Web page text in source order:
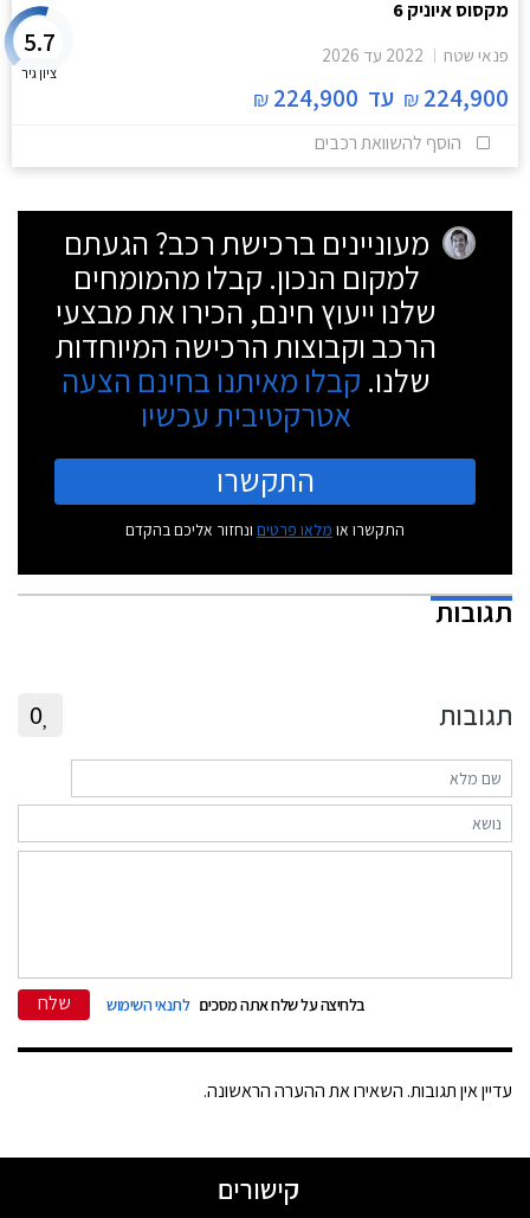
מקסוס איוניק 6
פנאי שטח 2022 עד 2026
224,900
₪ עד 224,900
₪
5.7
ציון גיר
הוסף להשוואת רכבים
מעוניינים ברכישת רכב? הגעתם
למקום הנכון. קבלו מהמומחים
שלנו ייעוץ חינם, הכירו את מבצעי
הרכב וקבוצות הרכישה המיוחדות
שלנו. קבלו מאיתנו בחינם הצעה
אטרקטיבית עכשיו
התקשרו
התקשרו או מלאו פרטים ונחזור אליכם בהקדם
תגובות
תגובות 0
בלחיצה על שלח אתה מסכים לתנאי השימוש שלח
עדיין אין תגובות. השאירו את ההערה הראשונה.
קישורים